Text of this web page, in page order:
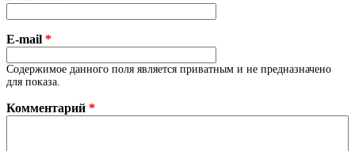
E-mail *
Содержимое данного поля является приватным и не предназначено
для показа.
Комментарий *